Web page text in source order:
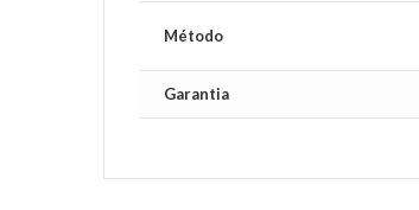
Método
Garantia